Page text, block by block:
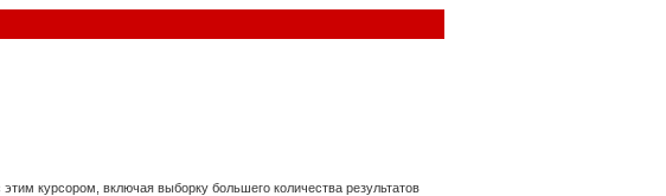
курсором, включая выборку большего количества результатов